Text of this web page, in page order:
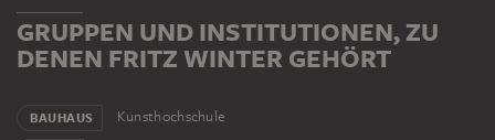
GRUPPEN UND INSTITUTIONEN, ZU
DENEN FRITZ WINTER GEHÖRT
BAUHAUS Kunsthochschule